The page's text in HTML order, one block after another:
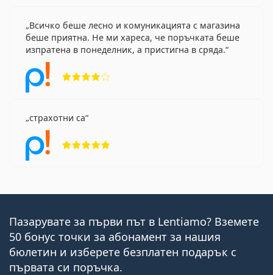
Всичко беше лесно и комуникацията с магазина
беше приятна. Не ми хареса, че поръчката беше
изпратена в понеделник, а пристигна в сряда.
страхотни са
Пазарувате за първи път в Lentiamo? Вземете
50 бонус точки за абонамент за нашия
бюлетин и изберете безплатен подарък с
първата си поръчка.